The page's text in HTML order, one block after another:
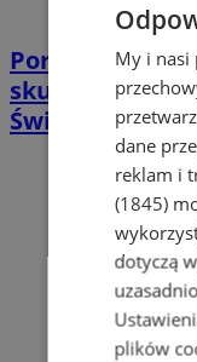
Poradnia
skuteczna
Świętochłowice
My i nasi
dane
reklam i
(1845)
dotyczą
plików